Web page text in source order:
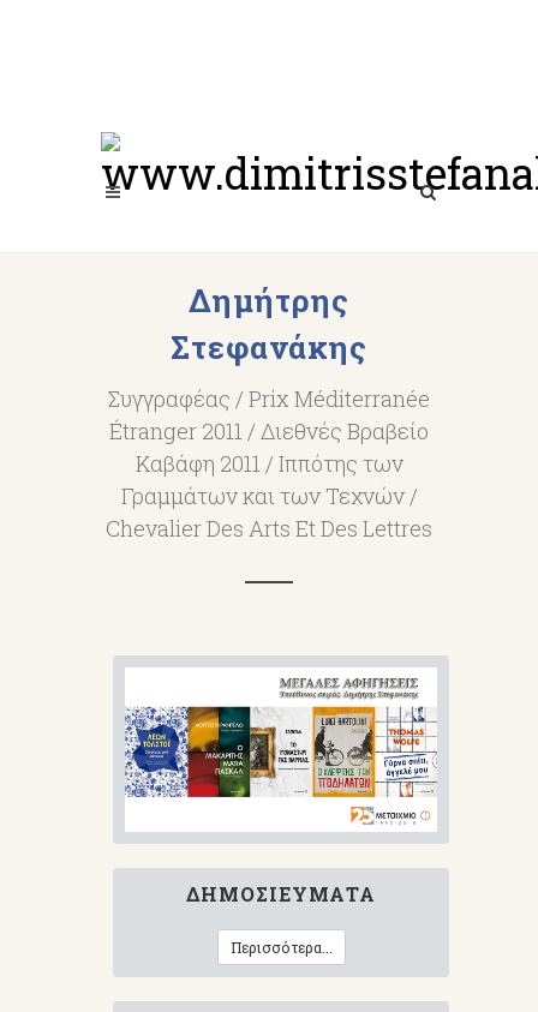
Δημήτρης
Στεφανάκης
Συγγραφέας / Prix Méditerranée
Étranger 2011 / Διεθνές Βραβείο
Καβάφη 2011 / Ιππότης των
Γραμμάτων και των Τεχνών /
Chevalier Des Arts Et Des Lettres
ΔΗΜΟΣΙΕΎΜΑΤΑ
Περισσότερα...